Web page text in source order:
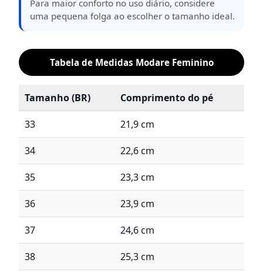
Para maior conforto no uso diário, considere
uma pequena folga ao escolher o tamanho ideal.
Tabela de Medidas Modare Feminino
Tamanho (BR) Comprimento do pé
33 21,9 cm
34 22,6 cm
35 23,3 cm
36 23,9 cm
37 24,6 cm
38 25,3 cm